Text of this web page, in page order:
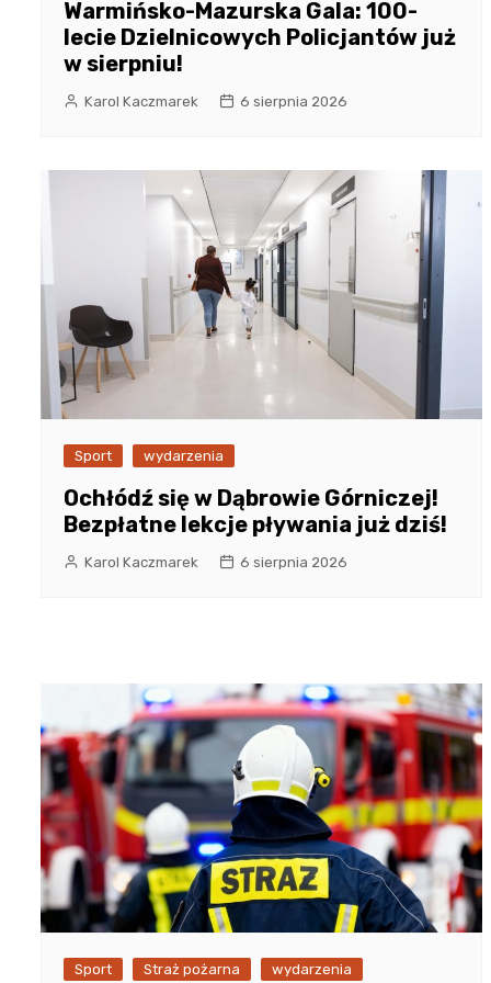
Warmińsko-Mazurska Gala: 100-
lecie Dzielnicowych Policjantów już
w sierpniu!
Karol Kaczmarek 6 sierpnia 2026
Sport wydarzenia
Ochłódź się w Dąbrowie Górniczej!
Bezpłatne lekcje pływania już dziś!
Karol Kaczmarek 6 sierpnia 2026
Sport Straż pożarna wydarzenia